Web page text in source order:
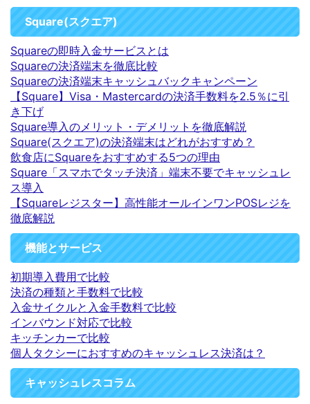
Square(スクエア)
Squareの即時入金サービスとは
Squareの決済端末を徹底比較
Squareの決済端末キャッシュバックキャンペーン
【Square】Visa・Mastercardの決済手数料を2.5％に引
き下げ
Square導入のメリット・デメリットを徹底解説
Square(スクエア)の決済端末はどれがおすすめ？
飲食店にSquareをおすすめする5つの理由
Square「スマホでタッチ決済」端末不要でキャッシュレ
ス導入
【Squareレジスター】高性能オールインワンPOSレジを
徹底解説
機能とサービス
初期導入費用で比較
決済の種類と手数料で比較
入金サイクルと入金手数料で比較
インバウンド対応で比較
キッチンカーで比較
個人タクシーにおすすめのキャッシュレス決済は？
キャッシュレスコラム